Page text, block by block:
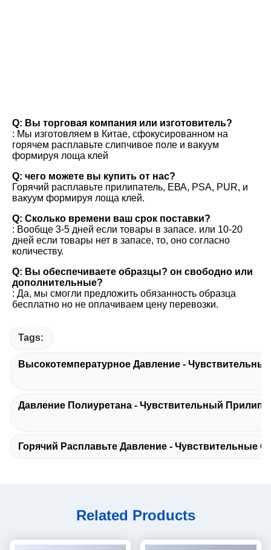
Q: Вы торговая компания или изготовитель?
: Мы изготовляем в Китае, сфокусированном на
горячем расплавьте слипчивое поле и вакуум
формируя лоща клей
Q: чего можете вы купить от нас?
Горячий расплавьте прилипатель, ЕВА, PSA, PUR, и
вакуум формируя лоща клей.
Q: Сколько времени ваш срок поставки?
: Вообще 3-5 дней если товары в запасе. или 10-20
дней если товары нет в запасе, то, оно согласно
количеству.
Q: Вы обеспечиваете образцы? он свободно или
дополнительные?
: Да, мы смогли предложить обязанность образца
бесплатно но не оплачиваем цену перевозки.
Tags:
Высокотемпературное Давление -
Давление Полиуретана - Чувствительный
Горячий Расплавьте Давление - Чувствительные
Related Products